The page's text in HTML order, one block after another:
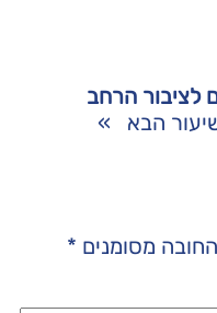
לציבור הרחב
הבא »
מסומנים *